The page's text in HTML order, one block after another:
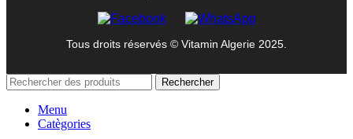
Tous droits réservés © Vitamin Algerie 2025.
Rechercher
Menu
Catègories